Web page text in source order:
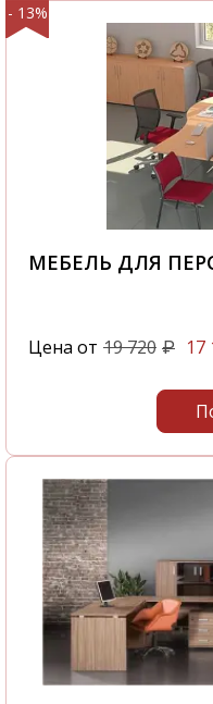
- 13%
МЕБЕЛЬ ДЛЯ
Цена от 19 720 ₽ 17